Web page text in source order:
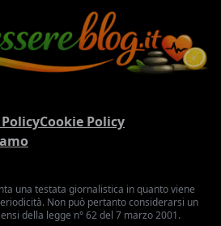
Cookie Policy
una testata giornalistica in quanto viene
Non può pertanto considerarsi un
della legge n° 62 del 7 marzo 2001.